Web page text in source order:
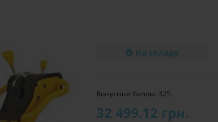
На складе
Бонусные баллы: 325
32 499.12 грн.